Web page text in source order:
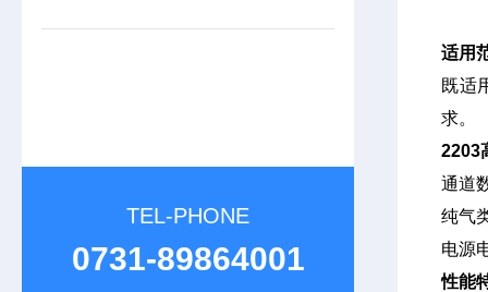
TEL-PHONE
0731-89864001
适用
既适
求。
2203
通道
纯气
电源
性能